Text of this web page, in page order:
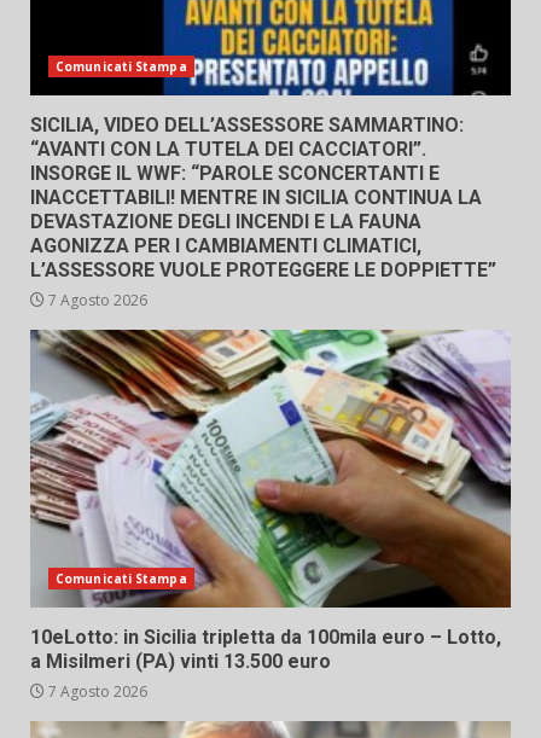
Comunicati Stampa
SICILIA, VIDEO DELL’ASSESSORE SAMMARTINO:
“AVANTI CON LA TUTELA DEI CACCIATORI”.
INSORGE IL WWF: “PAROLE SCONCERTANTI E
INACCETTABILI! MENTRE IN SICILIA CONTINUA LA
DEVASTAZIONE DEGLI INCENDI E LA FAUNA
AGONIZZA PER I CAMBIAMENTI CLIMATICI,
L’ASSESSORE VUOLE PROTEGGERE LE DOPPIETTE”
7 Agosto 2026
Comunicati Stampa
10eLotto: in Sicilia tripletta da 100mila euro – Lotto,
a Misilmeri (PA) vinti 13.500 euro
7 Agosto 2026